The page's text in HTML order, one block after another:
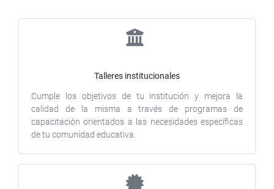
Talleres institucionales
Cumple los objetivos de tu institución y mejora la
calidad de la misma a través de programas de
capacitación orientados a las necesidades específicas
de tu comunidad educativa.